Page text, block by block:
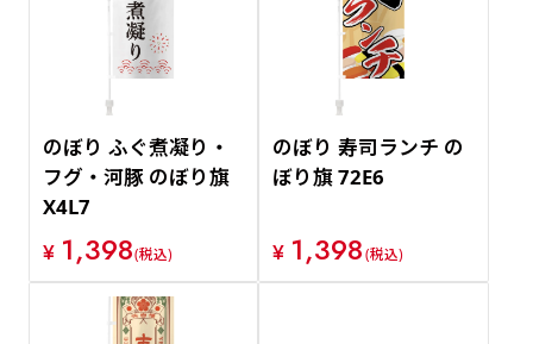
のぼり ふぐ煮凝り・
フグ・河豚 のぼり旗
X4L7
¥ 1,398(税込)
のぼり 寿司ランチ の
ぼり旗 72E6
¥ 1,398(税込)